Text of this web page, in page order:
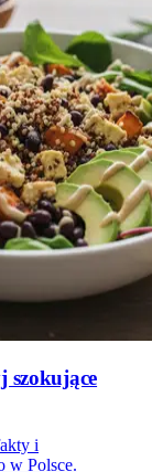
szokujące
i
w Polsce.